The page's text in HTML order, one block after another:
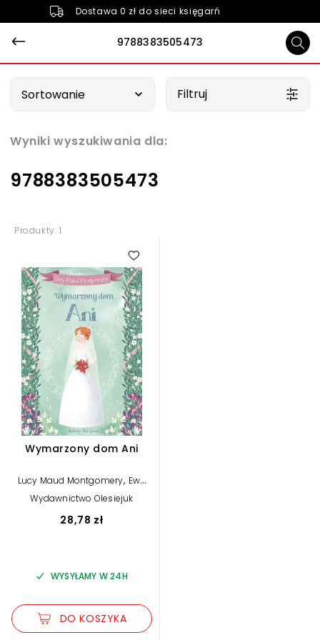
Dostawa 0 zł do sieci księgarń
9788383505473
Wyniki wyszukiwania dla:
9788383505473
Sortowanie Filtruj
Produkty: 1
Wymarzony dom Ani
Lucy Maud Montgomery, Ewa
Łozińska-Małkiewicz (tłum)
Ana Garcia (ilustr.)
Wydawnictwo Olesiejuk
28,78 zł
WYSYŁAMY W 24H
DO KOSZYKA